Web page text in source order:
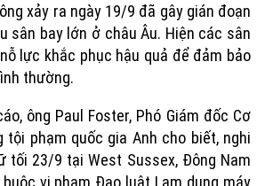
xảy ra ngày 19/9 đã gây gián đoạn
sân bay lớn ở châu Âu. Hiện các sân
lực khắc phục hậu quả để đảm bảo
thường.
ông Paul Foster, Phó Giám đốc Cơ
tội phạm quốc gia Anh cho biết, nghi
tối 23/9 tại West Sussex, Đông Nam
vi phạm Đạo luật Lạm dụng máy